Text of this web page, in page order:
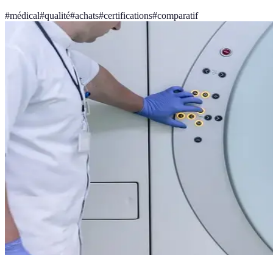
#médical#qualité#achats#certifications#comparatif